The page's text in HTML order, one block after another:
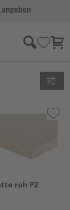
roh P2